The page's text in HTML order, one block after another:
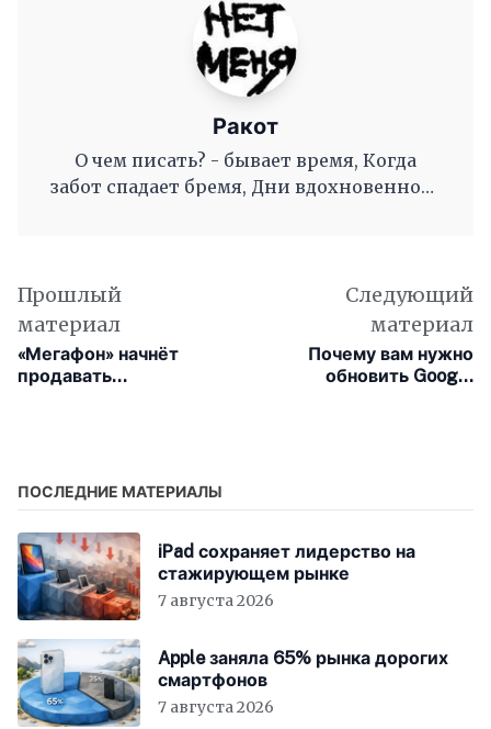
Ракот
О чем писать? - бывает время, Когда
забот спадает бремя, Дни вдохновенного
Прошлый
материал
«Мегафон» начнёт
продавать
Следующий
материал
Почему вам нужно
обновить Google
ПОСЛЕДНИЕ МАТЕРИАЛЫ
iPad сохраняет лидерство на
стажирующем рынке
7 августа 2026
Apple заняла 65% рынка дорогих
смартфонов
7 августа 2026